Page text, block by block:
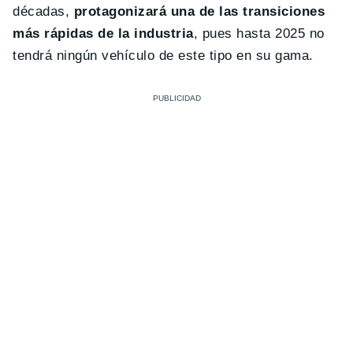
décadas, protagonizará una de las transiciones
más rápidas de la industria, pues hasta 2025 no
tendrá ningún vehículo de este tipo en su gama.